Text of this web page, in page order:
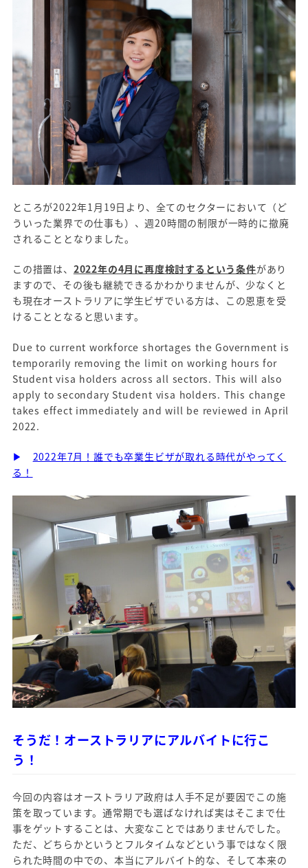
ところが2022年1月19日より、全てのセクターにおいて（ど
ういった業界での仕事も）、週20時間の制限が一時的に撤廃
されることとなりました。
この措置は、 2022年の4月に再度検討するという条件があり
ますので、その後も継続できるかわかりませんが、少なくと
も現在オーストラリアに学生ビザでいる方は、この恩恵を受
けることとなると思います。
Due to current workforce shortages the Government is
temporarily removing the limit on working hours for
Student visa holders across all sectors. This will also
apply to secondary Student visa holders. This change
takes effect immediately and will be reviewed in April
2022.
▶
2022年7月！誰でも卒業生ビザが取れる時代がやってく
る！
そうだ！オーストラリアにアルバイトに行こ
う！
今回の内容はオーストラリア政府は人手不足が要因でこの施
策を取っています。通常期でも選ばなければ実はそこまで仕
事をゲットすることは、大変なことではありませんでした。
ただ、どちらかというとフルタイムなどという事ではなく限
られた時間の中での、本当にアルバイト的な、そして本来の